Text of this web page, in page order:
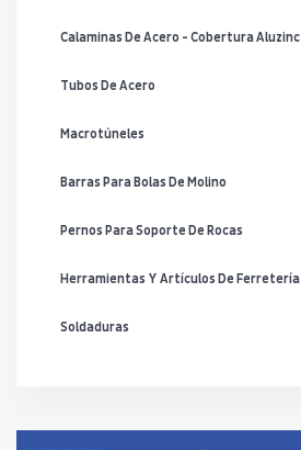
Calaminas De Acero - Cobertura Aluzinc
Tubos De Acero
Macrotúneles
Barras Para Bolas De Molino
Pernos Para Soporte De Rocas
Herramientas Y Artículos De Ferretería
Soldaduras